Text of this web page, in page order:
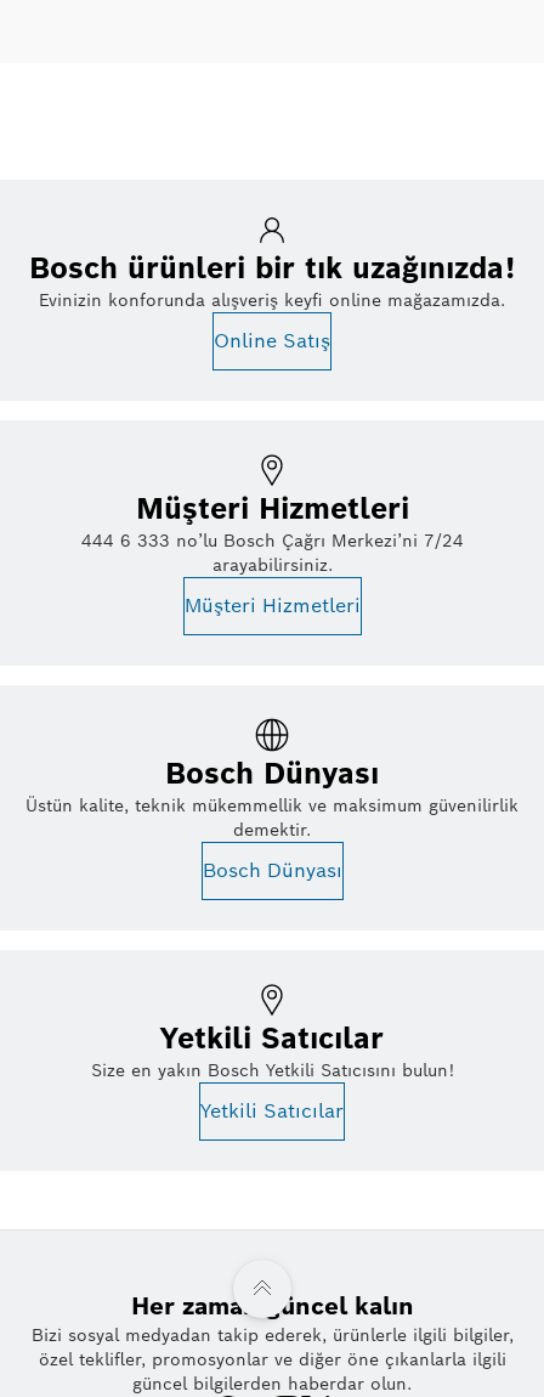
Bosch ürünleri bir tık uzağınızda!
Evinizin konforunda alışveriş keyfi online mağazamızda.
Online Satış
Müşteri Hizmetleri
444 6 333 no’lu Bosch Çağrı Merkezi’ni 7/24
arayabilirsiniz.
Müşteri Hizmetleri
Bosch Dünyası
Üstün kalite, teknik mükemmellik ve maksimum güvenilirlik
demektir.
Bosch Dünyası
Yetkili Satıcılar
Size en yakın Bosch Yetkili Satıcısını bulun!
Yetkili Satıcılar
Her zaman güncel kalın
Bizi sosyal medyadan takip ederek, ürünlerle ilgili bilgiler,
özel teklifler, promosyonlar ve diğer öne çıkanlarla ilgili
güncel bilgilerden haberdar olun.